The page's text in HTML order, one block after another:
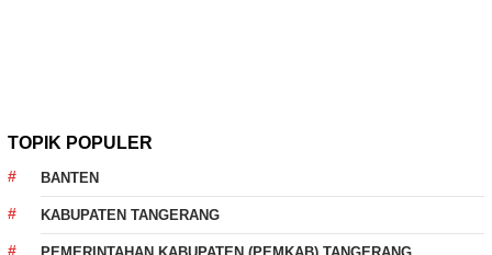
TOPIK POPULER
BANTEN
KABUPATEN TANGERANG